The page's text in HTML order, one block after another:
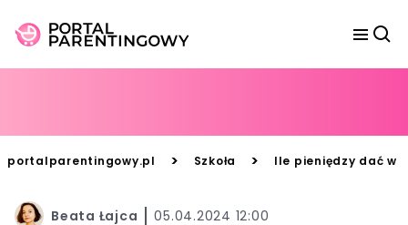
portalparentingowy.pl > Szkoła > Ile pieniędzy dać w
Beata Łajca 05.04.2024 12:00